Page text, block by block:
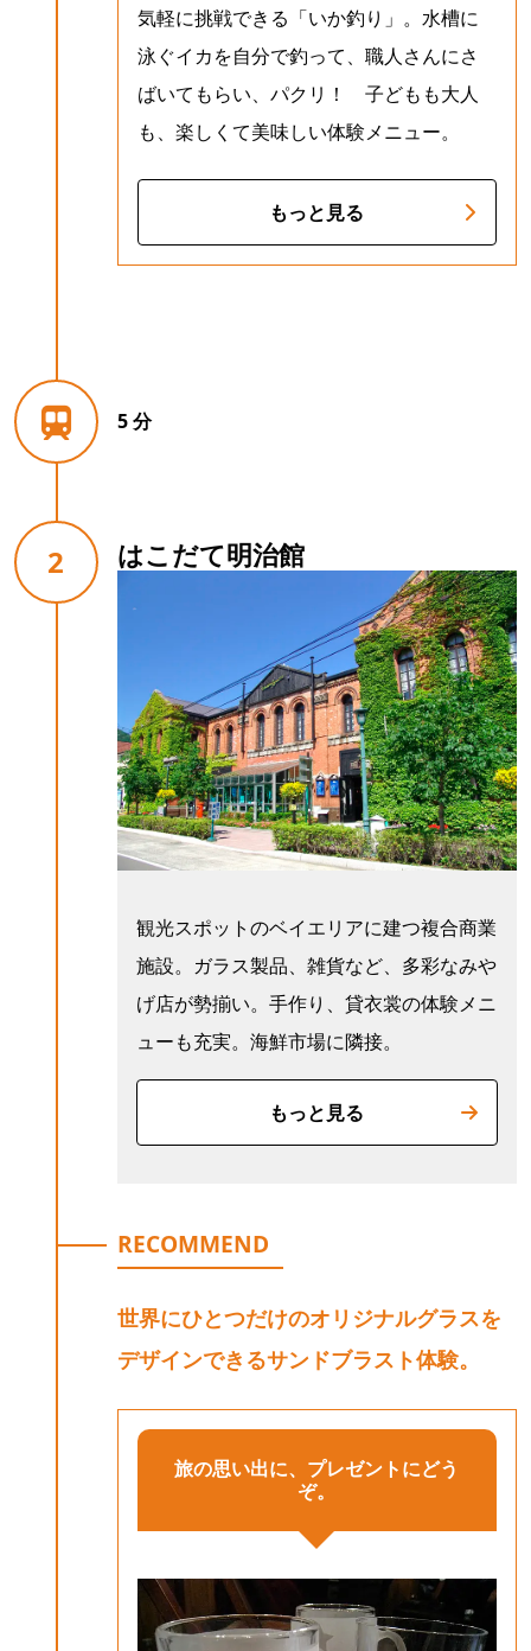
気軽に挑戦できる「いか釣り」。水槽に
泳ぐイカを自分で釣って、職人さんにさ
ばいてもらい、パクリ！ 子どもも大人
も、楽しくて美味しい体験メニュー。
もっと見る
5 分
2 はこだて明治館
観光スポットのベイエリアに建つ複合商業
施設。ガラス製品、雑貨など、多彩なみや
げ店が勢揃い。手作り、貸衣裳の体験メニ
ューも充実。海鮮市場に隣接。
もっと見る
RECOMMEND
世界にひとつだけのオリジナルグラスを
デザインできるサンドブラスト体験。
旅の思い出に、プレゼントにどう
ぞ。